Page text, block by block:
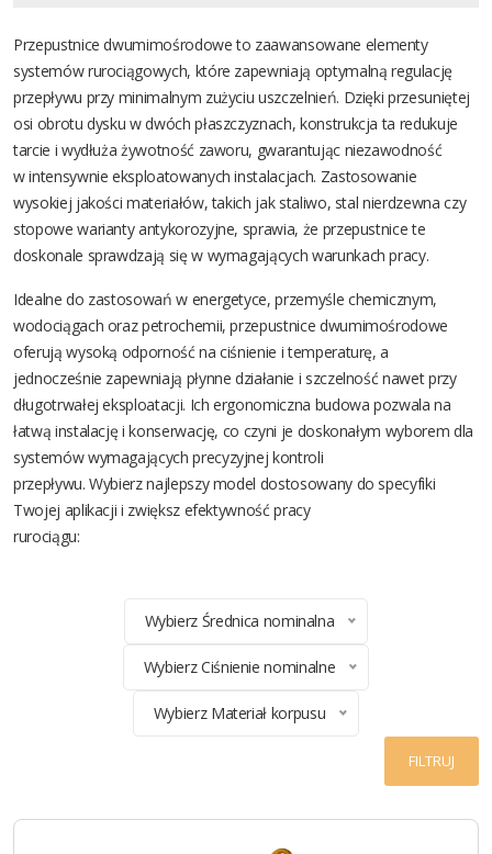
Przepustnice dwumimośrodowe to zaawansowane elementy
systemów rurociągowych, które zapewniają optymalną regulację
przepływu przy minimalnym zużyciu uszczelnień. Dzięki przesuniętej
osi obrotu dysku w dwóch płaszczyznach, konstrukcja ta redukuje
tarcie i wydłuża żywotność zaworu, gwarantując niezawodność
w intensywnie eksploatowanych instalacjach. Zastosowanie
wysokiej jakości materiałów, takich jak staliwo, stal nierdzewna czy
stopowe warianty antykorozyjne, sprawia, że przepustnice te
doskonale sprawdzają się w wymagających warunkach pracy.
Idealne do zastosowań w energetyce, przemyśle chemicznym,
wodociągach oraz petrochemii, przepustnice dwumimośrodowe
oferują wysoką odporność na ciśnienie i temperaturę, a
jednocześnie zapewniają płynne działanie i szczelność nawet przy
długotrwałej eksploatacji. Ich ergonomiczna budowa pozwala na
łatwą instalację i konserwację, co czyni je doskonałym wyborem dla
systemów wymagających precyzyjnej kontroli
przepływu. Wybierz najlepszy model dostosowany do specyfiki
Twojej aplikacji i zwiększ efektywność pracy
rurociągu:
Wybierz Średnica nominalna
Wybierz Ciśnienie nominalne
Wybierz Materiał korpusu
FILTRUJ